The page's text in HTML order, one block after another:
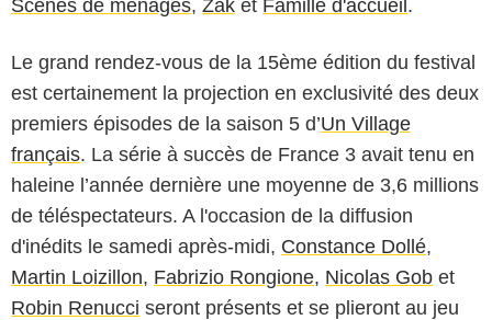
Scènes de ménages, Zak et Famille d'accueil.
Le grand rendez-vous de la 15ème édition du festival
est certainement la projection en exclusivité des deux
premiers épisodes de la saison 5 d’Un Village
français. La série à succès de France 3 avait tenu en
haleine l’année dernière une moyenne de 3,6 millions
de téléspectateurs. A l'occasion de la diffusion
d'inédits le samedi après-midi, Constance Dollé,
Martin Loizillon, Fabrizio Rongione, Nicolas Gob et
Robin Renucci seront présents et se plieront au jeu